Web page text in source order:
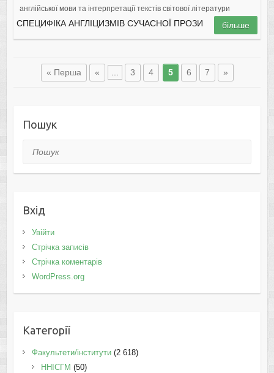
англійської мови та інтерпретації текстів світової літератури
СПЕЦИФІКА АНГЛІЦИЗМІВ СУЧАСНОЇ ПРОЗИ більше
« Перша « 3 4 5 6 7 »
Пошук
Пошук
Вхід
Увійти
Стрічка записів
Стрічка коментарів
WordPress.org
Категорії
Факультети/інститути(2 618)
ННІСГМ (50)